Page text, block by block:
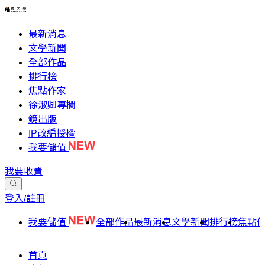
最新消息
文學新聞
全部作品
排行榜
焦點作家
徐淑卿專欄
鏡出版
IP改編授權
我要儲值
我要收費
登入/註冊
我要儲值 全部作品最新消息文學新聞排行榜焦點
首頁